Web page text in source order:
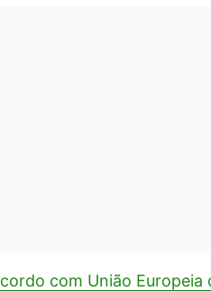
com União Europeia